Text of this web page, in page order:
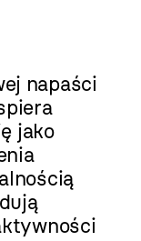
napaści
jako